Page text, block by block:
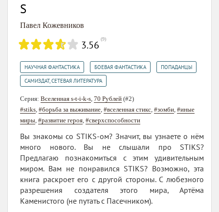
S
Павел Кожевников
3.56 (9)
НАУЧНАЯ ФАНТАСТИКА БОЕВАЯ ФАНТАСТИКА ПОПАДАНЦЫ
САМИЗДАТ, СЕТЕВАЯ ЛИТЕРАТУРА
Серия: Вселенная s-t-i-k-s 70 Рублей (#2)
#stiks #борьба за выживание #вселенная стикс #зомби #иные
миры #развитие героя #сверхспособности
Вы знакомы со STIKS-ом? Значит, вы узнаете о нём
много нового. Вы не слышали про STIKS?
Предлагаю познакомиться с этим удивительным
миром. Вам не понравился STIKS? Возможно, эта
книга раскроет его с другой стороны. С любезного
разрешения создателя этого мира, Артёма
Каменистого (не путать с Пасечником).